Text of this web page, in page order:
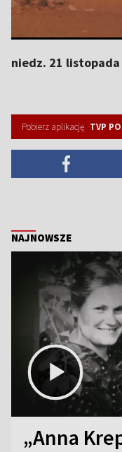
niedz. 21
Pobierz aplikację TVP
NAJNOWSZE
„Anna